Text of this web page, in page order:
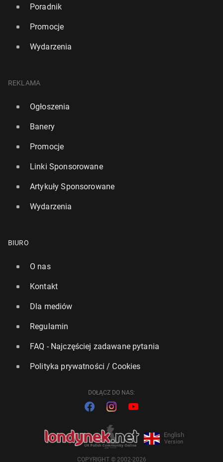
Poradnik
Promocje
Wydarzenia
REKLAMA
Ogłoszenia
Banery
Promocje
Linki Sponsorowane
Artykuły Sponsorowane
Wydarzenia
BIURO
O nas
Kontakt
Dla mediów
Regulamin
FAQ - Najczęściej zadawane pytania
Polityka prywatności / Cookies
DOŁĄCZ DO NAS:
English
Version
COPYRIGHT © 2002-2026